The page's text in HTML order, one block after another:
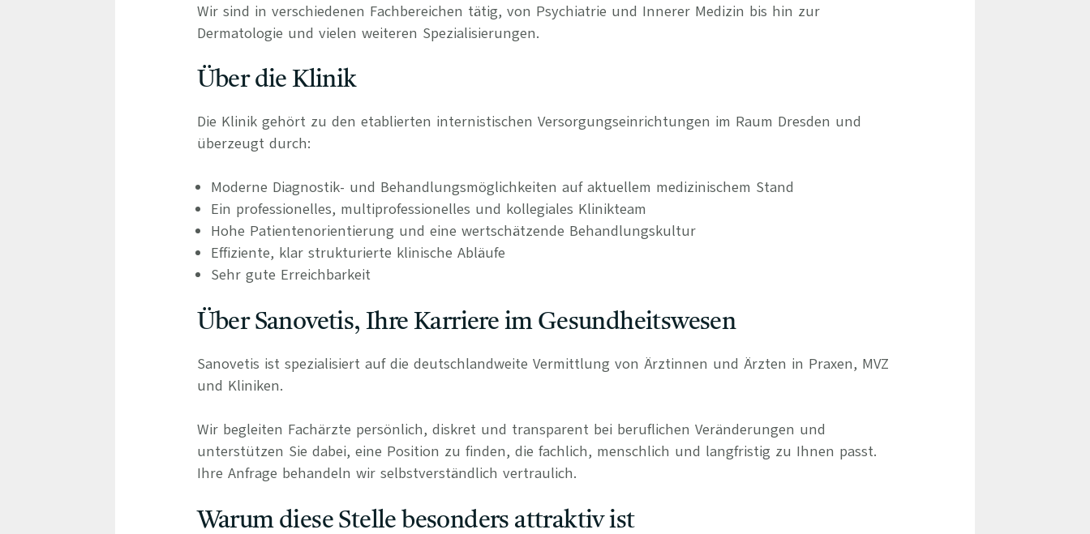
Wir sind in verschiedenen Fachbereichen tätig, von Psychiatrie und Innerer Medizin bis hin zur
Dermatologie und vielen weiteren Spezialisierungen.
Über die Klinik
Die Klinik gehört zu den etablierten internistischen Versorgungseinrichtungen im Raum Dresden und
überzeugt durch:
Moderne Diagnostik- und Behandlungsmöglichkeiten auf aktuellem medizinischem Stand
Ein professionelles, multiprofessionelles und kollegiales Klinikteam
Hohe Patientenorientierung und eine wertschätzende Behandlungskultur
Effiziente, klar strukturierte klinische Abläufe
Sehr gute Erreichbarkeit
Über Sanovetis, Ihre Karriere im Gesundheitswesen
Sanovetis ist spezialisiert auf die deutschlandweite Vermittlung von Ärztinnen und Ärzten in Praxen, MVZ
und Kliniken.
Wir begleiten Fachärzte persönlich, diskret und transparent bei beruflichen Veränderungen und
unterstützen Sie dabei, eine Position zu finden, die fachlich, menschlich und langfristig zu Ihnen passt.
Ihre Anfrage behandeln wir selbstverständlich vertraulich.
Warum diese Stelle besonders attraktiv ist